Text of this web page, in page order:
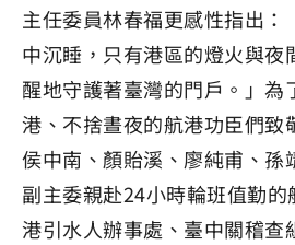
主任委員林春福更感性指出：
中沉睡，只有港區的燈火與夜
醒地守護著臺灣的門戶。」為
港、不捨晝夜的航港功臣們致
侯中南、顏貽溪、廖純甫、孫
副主委親赴24小時輪班值勤
港引水人辦事處、臺中關稽查